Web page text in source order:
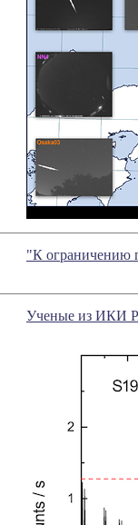
"К ограничению
Ученые из ИКИ